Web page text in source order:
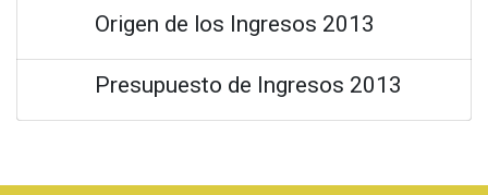
Origen de los Ingresos 2013
Presupuesto de Ingresos 2013